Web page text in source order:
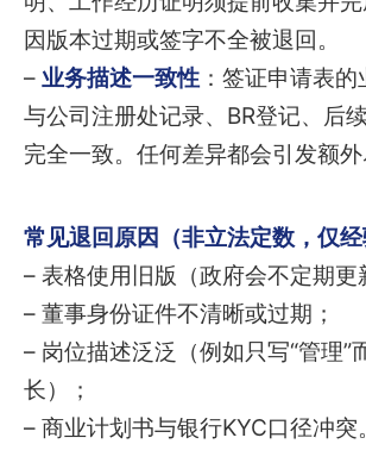
因版本过期或签字不全被退回。
– 业务描述一致性 ：签证申请表
与公司注册处记录、BR登记、后
完全一致。任何差异都会引发额外
常见退回原因（非立法定数，仅经
– 表格使用旧版（政府会不定期更
– 董事身份证件不清晰或过期；
– 岗位描述泛泛（例如只写“管理”
长）；
– 商业计划书与银行KYC口径冲突。